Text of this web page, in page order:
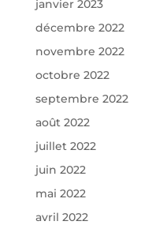
janvier 2023
décembre 2022
novembre 2022
octobre 2022
septembre 2022
août 2022
juillet 2022
juin 2022
mai 2022
avril 2022